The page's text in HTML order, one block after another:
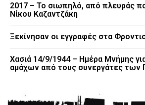
2017 – Το σιωπηλό, από πλευράς
Νίκου Καζαντζάκη
Ξεκίνησαν οι εγγραφές στα
Χασιά 14/9/1944 – Ημέρα Μνήμης
αμάχων από τους συνεργάτες των